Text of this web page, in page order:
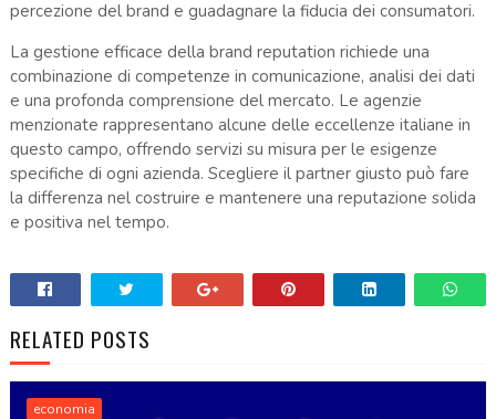
percezione del brand e guadagnare la fiducia dei consumatori.
La gestione efficace della brand reputation richiede una
combinazione di competenze in comunicazione, analisi dei dati
e una profonda comprensione del mercato. Le agenzie
menzionate rappresentano alcune delle eccellenze italiane in
questo campo, offrendo servizi su misura per le esigenze
specifiche di ogni azienda. Scegliere il partner giusto può fare
la differenza nel costruire e mantenere una reputazione solida
e positiva nel tempo.
RELATED POSTS
economia